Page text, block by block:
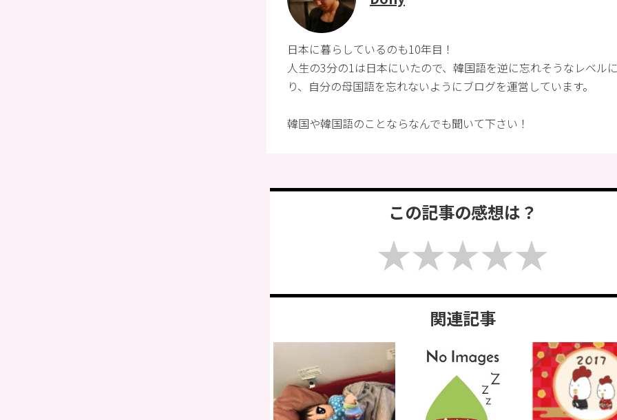
日本に暮らしているのも10年目！
人生の3分の1は日本にいたので、韓国語を逆に忘れそうなレベル
り、自分の母国語を忘れないようにブログを運営しています。
韓国や韓国語のことならなんでも聞いて下さい！
この記事の感想は？
関連記事